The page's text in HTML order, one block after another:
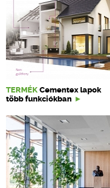
TERMÉK Cementex lapok
több funkciókban